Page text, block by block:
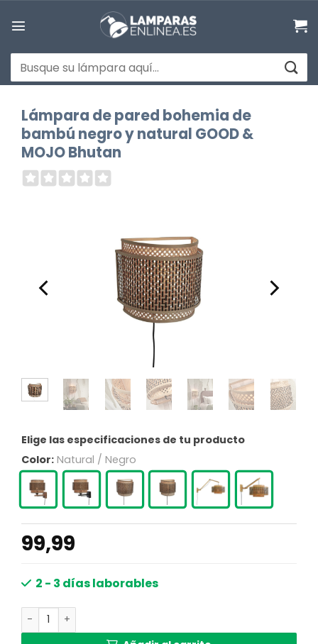
Buscar
por:
Lámpara de pared bohemia de
bambú negro y natural GOOD &
MOJO Bhutan
Elige las especificaciones de tu producto
Color: Natural / Negro
99,99
2 - 3 días laborables
Lámpara de pared bohemia de bambú negro y natural